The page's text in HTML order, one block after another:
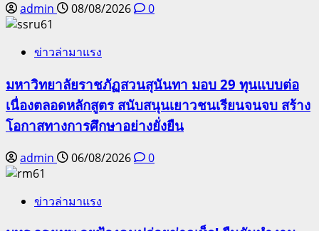
admin 08/08/2026 0
ข่าวล่ามาแรง
มหาวิทยาลัยราชภัฏสวนสุนันทา มอบ 29 ทุนแบบต่อ
เนื่องตลอดหลักสูตร สนับสนุนเยาวชนเรียนจนจบ สร้าง
โอกาสทางการศึกษาอย่างยั่งยืน
admin 06/08/2026 0
ข่าวล่ามาแรง